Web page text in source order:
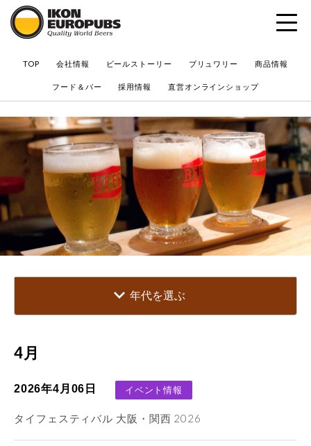
TOP 会社情報 ビールストーリー ブリュワリー 商品情報
フード＆バー 採用情報 直営オンラインショップ
年代を選ぶ
4月
2026年4月06日 イベント情報
タイフェスティバル 大阪・関西 2026